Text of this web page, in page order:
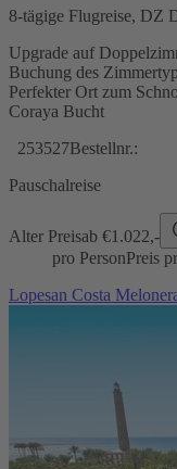
8-tägige Flugreise, DZ
Upgrade auf
Buchung des
Perfekter Ort zum
Coraya Bucht
253527Bestellnr.:
Pauschalreise
Alter Preisab €1.022,-
pro PersonPreis
Lopesan Costa